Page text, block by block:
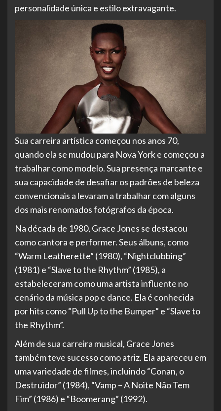
personalidade única e estilo extravagante.
Sua carreira artística começou nos anos 70,
quando ela se mudou para Nova York e começou a
trabalhar como modelo. Sua presença marcante e
sua capacidade de desafiar os padrões de beleza
convencionais a levaram a trabalhar com alguns
dos mais renomados fotógrafos da época.
Na década de 1980, Grace Jones se destacou
como cantora e performer. Seus álbuns, como
“Warm Leatherette” (1980), “Nightclubbing”
(1981) e “Slave to the Rhythm” (1985), a
estabeleceram como uma artista influente no
cenário da música pop e dance. Ela é conhecida
por hits como “Pull Up to the Bumper” e “Slave to
the Rhythm”.
Além de sua carreira musical, Grace Jones
também teve sucesso como atriz. Ela apareceu em
uma variedade de filmes, incluindo “Conan, o
Destruidor” (1984), “Vamp – A Noite Não Tem
Fim” (1986) e “Boomerang” (1992).